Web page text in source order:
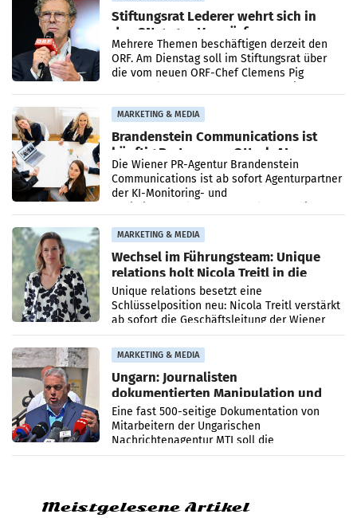
Stiftungsrat Lederer wehrt sich in
den SN gegen Vorwürfe
Mehrere Themen beschäftigen derzeit den
ORF. Am Dienstag soll im Stiftungsrat über
die vom neuen ORF-Chef Clemens Pig
MARKETING & MEDIA
Brandenstein Communications ist
künftig Partner von OtterlyAI
Die Wiener PR-Agentur Brandenstein
Communications ist ab sofort Agenturpartner
der KI-Monitoring- und
MARKETING & MEDIA
Wechsel im Führungsteam: Unique
relations holt Nicola Treitl in die
Geschäftsleitung
Unique relations besetzt eine
Schlüsselposition neu: Nicola Treitl verstärkt
ab sofort die Geschäftsleitung der Wiener
PR-Agentur an der Seite von Josef Kalina und
Anna Kalina-Mahr.
MARKETING & MEDIA
Ungarn: Journalisten
dokumentierten Manipulation und
Zensur
Eine fast 500-seitige Dokumentation von
Mitarbeitern der Ungarischen
Nachrichtenagentur MTI soll die
systematische Nachrichten-Manipulation und
Meistgelesene Artikel